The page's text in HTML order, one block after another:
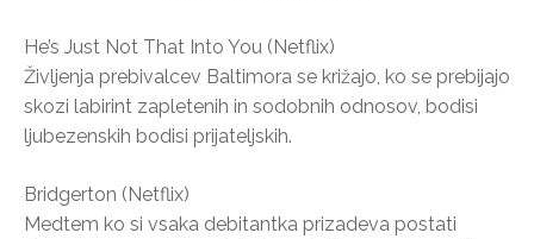
He’s Just Not That Into You (Netflix)
Življenja prebivalcev Baltimora se križajo, ko se prebijajo
skozi labirint zapletenih in sodobnih odnosov, bodisi
ljubezenskih bodisi prijateljskih.
Bridgerton (Netflix)
Medtem ko si vsaka debitantka prizadeva postati